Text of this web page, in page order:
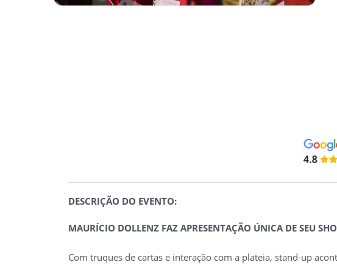
DESCRIÇÃO DO EVENTO:
MAURÍCIO DOLLENZ FAZ APRESENTAÇÃO ÚNICA DE SEU
Com truques de cartas e interação com a plateia, stand-up